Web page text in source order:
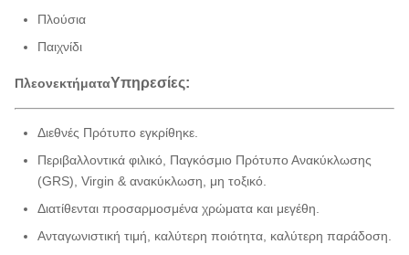
Πλούσια
Παιχνίδι
ΠλεονεκτήματαΥπηρεσίες:
Διεθνές Πρότυπο εγκρίθηκε.
Περιβαλλοντικά φιλικό, Παγκόσμιο Πρότυπο Ανακύκλωσης
(GRS), Virgin & ανακύκλωση, μη τοξικό.
Διατίθενται προσαρμοσμένα χρώματα και μεγέθη.
Ανταγωνιστική τιμή, καλύτερη ποιότητα, καλύτερη παράδοση.